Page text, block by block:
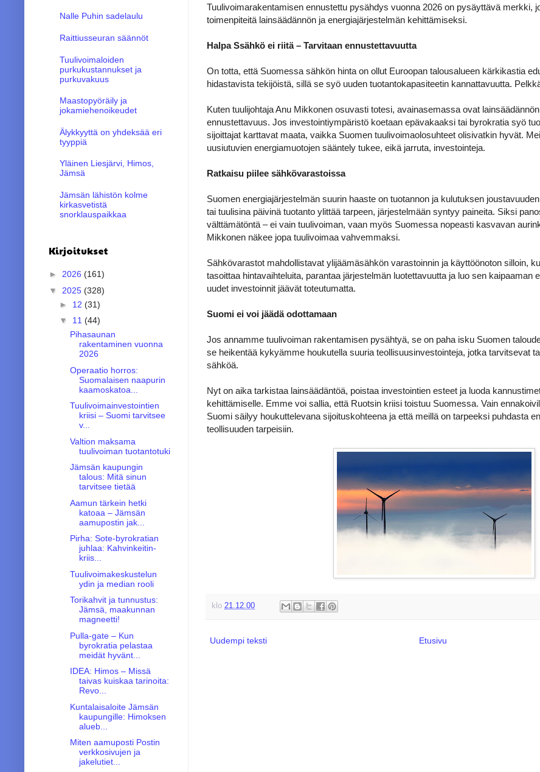
Tuulivoimarakentamisen ennustettu pysähdys vuonna 2026 on pysäyttävä merkki,
toimenpiteitä lainsäädännön ja energiajärjestelmän kehittämiseksi.
Halpa Ssähkö ei riitä – Tarvitaan ennustettavuutta
On totta, että Suomessa sähkön hinta on ollut Euroopan talousalueen kärkikastia
hidastavista tekijöistä, sillä se syö uuden tuotantokapasiteetin kannattavuutta.
Kuten tuulijohtaja Anu Mikkonen osuvasti totesi, avainasemassa ovat
ennustettavuus. Jos investointiympäristö koetaan epävakaaksi tai byrokratia syö
sijoittajat karttavat maata, vaikka Suomen tuulivoimaolosuhteet olisivatkin hyvät.
uusiutuvien energiamuotojen sääntely tukee, eikä jarruta, investointeja.
Ratkaisu piilee sähkövarastoissa
Suomen energiajärjestelmän suurin haaste on tuotannon ja kulutuksen
tai tuulisina päivinä tuotanto ylittää tarpeen, järjestelmään syntyy paineita. Siksi
välttämätöntä – ei vain tuulivoiman, vaan myös Suomessa nopeasti kasvavan
Mikkonen näkee jopa tuulivoimaa vahvemmaksi.
Sähkövarastot mahdollistavat ylijäämäsähkön varastoinnin ja käyttöönoton silloin,
tasoittaa hintavaihteluita, parantaa järjestelmän luotettavuutta ja luo sen kaipaaman
uudet investoinnit jäävät toteutumatta.
Suomi ei voi jäädä odottamaan
Jos annamme tuulivoiman rakentamisen pysähtyä, se on paha isku Suomen
se heikentää kykyämme houkutella suuria teollisuusinvestointeja, jotka tarvitsevat
sähköä.
Nyt on aika tarkistaa lainsäädäntöä, poistaa investointien esteet ja luoda
kehittämiselle. Emme voi sallia, että Ruotsin kriisi toistuu Suomessa. Vain
Suomi säilyy houkuttelevana sijoituskohteena ja että meillä on tarpeeksi puhdasta
teollisuuden tarpeisiin.
klo 21.12.00
Uudempi teksti Etusivu
Nalle Puhin sadelaulu
Raittiusseuran säännöt
Tuulivoimaloiden
purkukustannukset ja
purkuvakuus
Maastopyöräily ja
jokamiehenoikeudet
Älykkyyttä on yhdeksää eri
tyyppiä
Yläinen Liesjärvi, Himos,
Jämsä
Jämsän lähistön kolme
kirkasvetistä
snorklauspaikkaa
Kirjoitukset
► 2026 (161)
▼ 2025 (328)
► 12 (31)
▼ 11 (44)
Pihasaunan
rakentaminen vuonna
2026
Operaatio horros:
Suomalaisen naapurin
kaamoskatoa...
Tuulivoimainvestointien
kriisi – Suomi tarvitsee
v...
Valtion maksama
tuulivoiman tuotantotuki
Jämsän kaupungin
talous: Mitä sinun
tarvitsee tietää
Aamun tärkein hetki
katoaa – Jämsän
aamupostin jak...
Pirha: Sote-byrokratian
juhlaa: Kahvinkeitin-
kriis...
Tuulivoimakeskustelun
ydin ja median rooli
Torikahvit ja tunnustus:
Jämsä, maakunnan
magneetti!
Pulla-gate – Kun
byrokratia pelastaa
meidät hyvänt...
IDEA: Himos – Missä
taivas kuiskaa tarinoita:
Revo...
Kuntalaisaloite Jämsän
kaupungille: Himoksen
alueb...
Miten aamuposti Postin
verkkosivujen ja
jakelutiet...